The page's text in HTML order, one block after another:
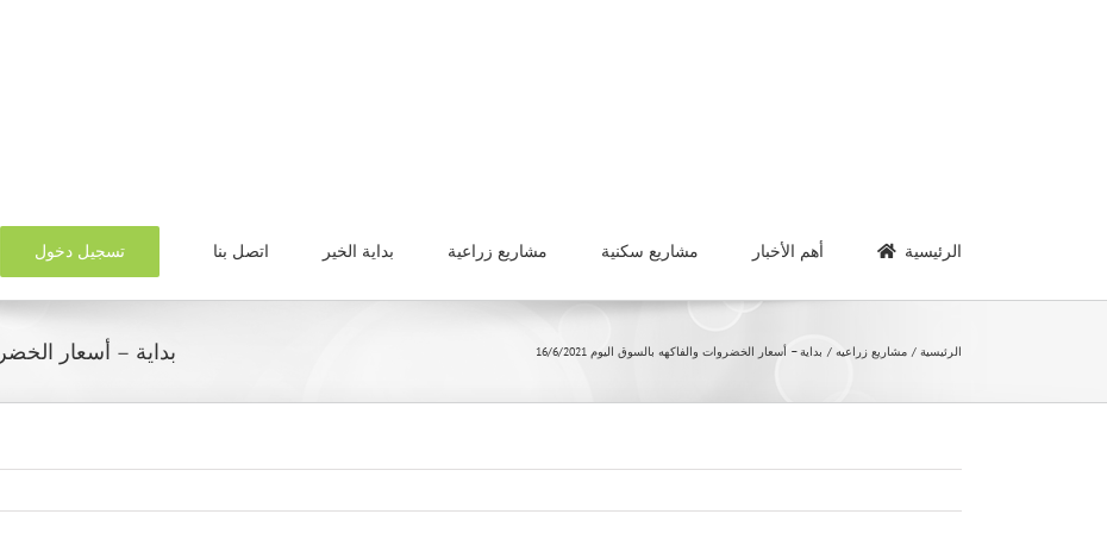
الرئيسية أهم الأخبار مشاريع سكنية مشاريع زراعية بداية الخير اتصل بنا تسجيل دخول
بداية – أسعار الرئيسية مشاريع زراعيه بداية – أسعار الخضروات والفاكهه بالسوق اليوم 16/6/2021